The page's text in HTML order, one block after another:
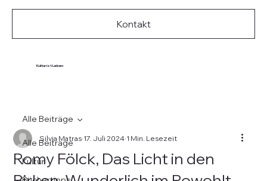
Kultur ist Leben
Kontakt
Alle Beiträge
Kultur
Alle Beiträge
Romy Fölck, Das Licht in den
Silvia Matras 17. Juli 2024 1 Min. Lesezeit